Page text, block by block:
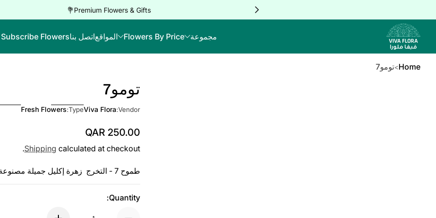
Premium Flowers & Gifts💐
مجموعة Flowers By Price المواقعاتصل بناSubscribe Flowers
Home تومو7
تومو7
Vendor:
Viva Flora
Type:
Fresh Flowers
Regular Price
QAR 250.00
Shipping calculated at checkout.
طموح 7 - التخرج زهرة إكليل جميلة مصنوعة من مزيج من الورد الأحمر والأقحوان الأبيض مناسبة للتخرج.
Quantity: